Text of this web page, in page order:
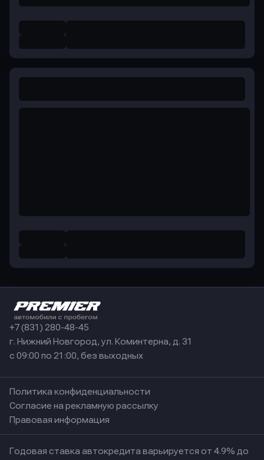
+7 (831) 280-48-45
г. Нижний Новгород, ул. Коминтерна, д. 31
с 09:00 по 21:00, без выходных
Политика конфиденциальности
Согласие на рекламную рассылку
Правовая информация
Годовая ставка автокредита варьируется от 4.9% до